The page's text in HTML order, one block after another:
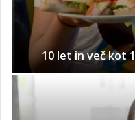
10 let in več kot